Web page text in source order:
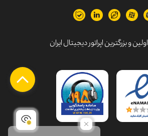
اولین و بزرگترین اپراتور دیجیتال ایران